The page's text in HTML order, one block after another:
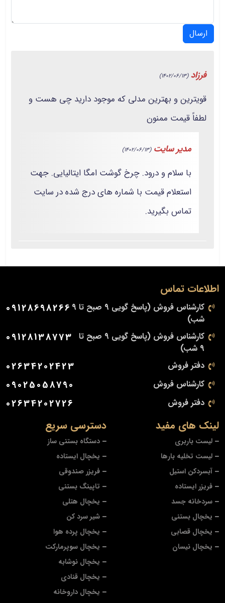
ارسال
فرزاد(1402/06/13)
قویترین و بهترین مدلی که موجود دارید چی هست و
لطفاً قیمت ممنون
مدیر سایت (1402/06/13)
با سلام و درود. چرخ گوشت امگا ایتالیایی. جهت
استعلام قیمت با شماره های درج شده در سایت
تماس بگیرید.
دسترسی سریع
دستگاه بستنی ساز
یخچال ایستاده
فریزر صندوقی
تاپینگ بستنی
یخچال هتلی
شیر سرد کن
یخچال پرده هوا
یخچال سوپرمارکت
یخچال نوشابه
یخچال قنادی
یخچال داروخانه
لینک های مفید
لیست باربری
لیست تخلیه بارها
آبسردکن استیل
فریزر ایستاده
سردخانه جسد
یخچال بستنی
یخچال قصابی
یخچال نیسان
اطلاعات تماس
کارشناس فروش (پاسخ گویی 9 صبح تا 9
شب)
09128698266
کارشناس فروش (پاسخ گویی 9 صبح تا
9 شب)
09128138773
دفتر فروش 02634202423
کارشناس فروش 09025058790
دفتر فروش 02634202726